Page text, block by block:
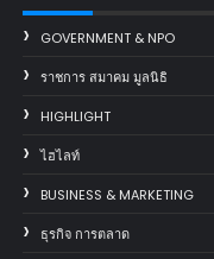
GOVERNMENT & NPO
ราชการ สมาคม มูลนิธิ
HIGHLIGHT
ไฮไลท์
BUSINESS & MARKETING
ธุรกิจ การตลาด